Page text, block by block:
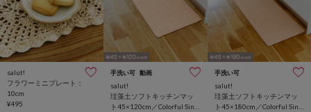
salut!
フラワーミニプレート：
10cm
¥495
手洗い可 動画
salut!
珪藻土ソフトキッチンマッ
ト45×120cm／Colorful Sink
手洗い可
salut!
珪藻土ソフトキッチンマッ
ト45×180cm／Colorful Sink